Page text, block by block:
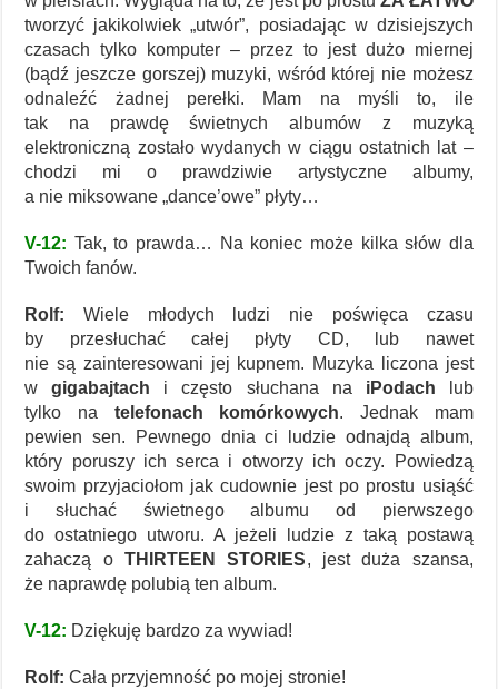
tworzyć jakikolwiek „utwór”, posiadając w dzisiejszych
czasach tylko komputer – przez to jest dużo miernej
(bądź jeszcze gorszej) muzyki, wśród której nie możesz
odnaleźć żadnej perełki. Mam na myśli to, ile
tak na prawdę świetnych albumów z muzyką
elektroniczną zostało wydanych w ciągu ostatnich lat –
chodzi mi o prawdziwie artystyczne albumy,
a nie miksowane „dance’owe” płyty…
V-12: Tak, to prawda… Na koniec może kilka słów dla
Twoich fanów.
Rolf: Wiele młodych ludzi nie poświęca czasu
by przesłuchać całej płyty CD, lub nawet
nie są zainteresowani jej kupnem. Muzyka liczona jest
wgigabajtach i często słuchana na iPodach lub
tylko na telefonach komórkowych. Jednak mam
pewien sen. Pewnego dnia ci ludzie odnajdą album,
który poruszy ich serca i otworzy ich oczy. Powiedzą
swoim przyjaciołom jak cudownie jest po prostu usiąść
i słuchać świetnego albumu od pierwszego
do ostatniego utworu. A jeżeli ludzie z taką postawą
zahaczą oTHIRTEEN STORIES, jest duża szansa,
że naprawdę polubią ten album.
V-12: Dziękuję bardzo za wywiad!
Rolf: Cała przyjemność po mojej stronie!